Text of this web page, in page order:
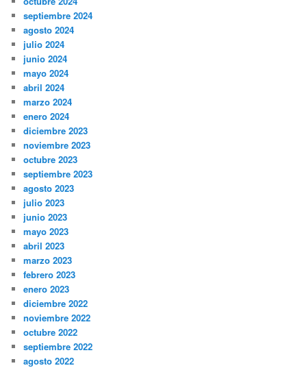
septiembre 2024
agosto 2024
julio 2024
junio 2024
mayo 2024
abril 2024
marzo 2024
enero 2024
diciembre 2023
noviembre 2023
octubre 2023
septiembre 2023
agosto 2023
julio 2023
junio 2023
mayo 2023
abril 2023
marzo 2023
febrero 2023
enero 2023
diciembre 2022
noviembre 2022
octubre 2022
septiembre 2022
agosto 2022